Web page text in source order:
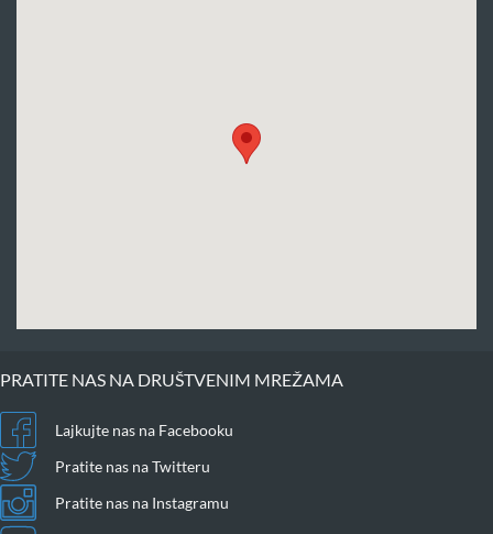
PRATITE NAS NA DRUŠTVENIM MREŽAMA
Lajkujte nas na Facebooku
Pratite nas na Twitteru
Pratite nas na Instagramu